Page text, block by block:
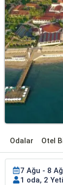
Odalar Otel
7 Ağu - 8
1 oda, 2